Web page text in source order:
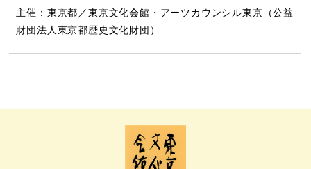
主催：東京都／東京文化会館・アーツカウンシル東京（公益
財団法人東京都歴史文化財団）